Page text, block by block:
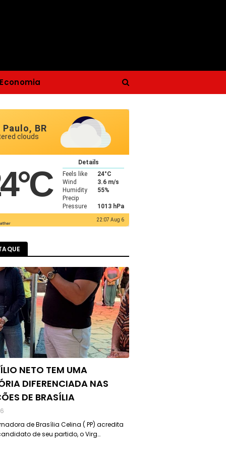
Economia
Paulo, BR
clouds
°C
Details
Feels like
24°C
Wind
3.6 m/s
Humidity
55%
Precip
Pressure
1013 hPa
22:07 Aug 6
NETO TEM UMA
DIFERENCIADA NAS
DE BRASÍLIA
de Brasília Celina ( PP) acredita
de seu partido, o Virg…